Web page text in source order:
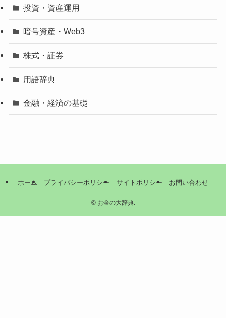
投資・資産運用
暗号資産・Web3
株式・証券
用語辞典
金融・経済の基礎
ホーム プライバシーポリシー サイトポリシー お問い合わせ
©お金の大辞典.